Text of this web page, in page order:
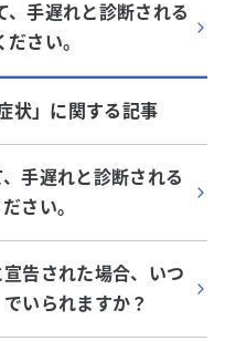
、手遅れと診断される
さい。
状」に関する記事
手遅れと診断される
さい。
告された場合、いつ
いられますか？